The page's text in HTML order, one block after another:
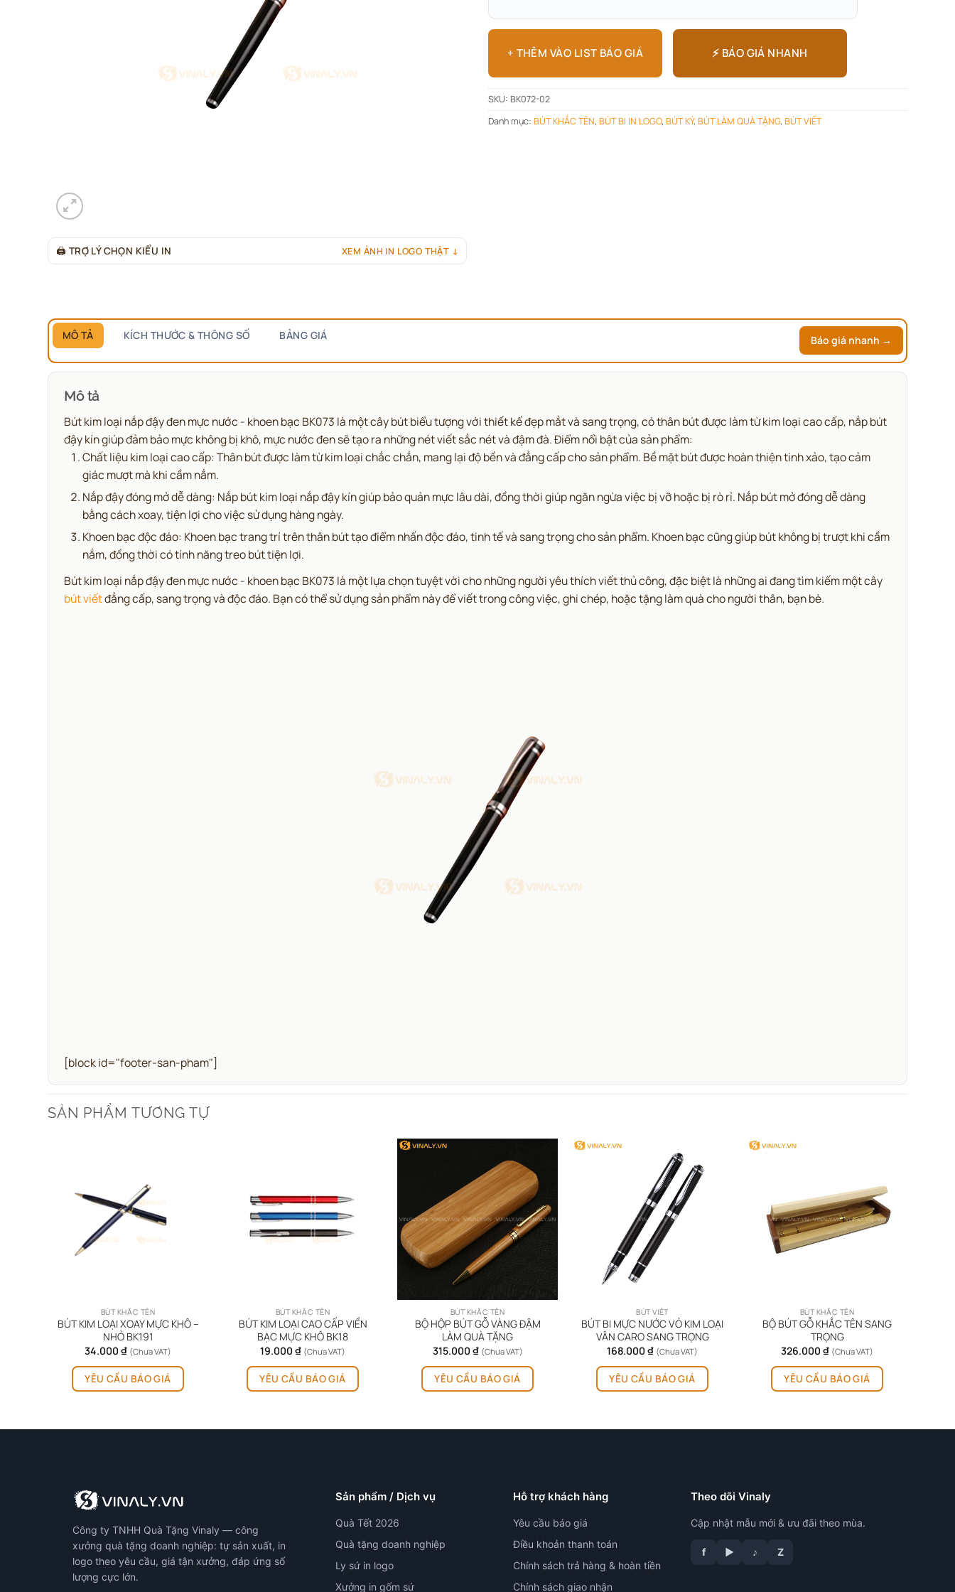
🖨 TRỢ LÝ CHỌN KIỂU IN XEM ẢNH IN LOGO THẬT ↓
+ THÊM VÀO LIST BÁO GIÁ ⚡ BÁO GIÁ NHANH
SKU: BK072-02
Danh mục: BÚT KHẮC TÊN, BÚT BI IN LOGO, BÚT KÝ, BÚT LÀM QUÀ TẶNG, BÚT VIẾT
MÔ TẢ KÍCH THƯỚC & THÔNG SỐ BẢNG GIÁ Báo giá nhanh →
Mô tả
Bút kim loại nắp đậy đen mực nước - khoen bạc BK073 là một cây bút biểu tượng với thiết kế đẹp mắt và sang trọng, có thân bút được làm từ kim loại cao cấp, nắp bút
đậy kín giúp đảm bảo mực không bị khô, mực nước đen sẽ tạo ra những nét viết sắc nét và đậm đà. Điểm nổi bật của sản phẩm:
Chất liệu kim loại cao cấp: Thân bút được làm từ kim loại chắc chắn, mang lại độ bền và đẳng cấp cho sản phẩm. Bề mặt bút được hoàn thiện tinh xảo, tạo cảm
giác mượt mà khi cầm nắm.
Nắp đậy đóng mở dễ dàng: Nắp bút kim loại nắp đậy kín giúp bảo quản mực lâu dài, đồng thời giúp ngăn ngừa việc bị vỡ hoặc bị rò rỉ. Nắp bút mở đóng dễ dàng
bằng cách xoay, tiện lợi cho việc sử dụng hàng ngày.
Khoen bạc độc đáo: Khoen bạc trang trí trên thân bút tạo điểm nhấn độc đáo, tinh tế và sang trọng cho sản phẩm. Khoen bạc cũng giúp bút không bị trượt khi cầm
nắm, đồng thời có tính năng treo bút tiện lợi.
Bút kim loại nắp đậy đen mực nước - khoen bạc BK073 là một lựa chọn tuyệt vời cho những người yêu thích viết thủ công, đặc biệt là những ai đang tìm kiếm một cây
bút viếtđẳng cấp, sang trọng và độc đáo. Bạn có thể sử dụng sản phẩm này để viết trong công việc, ghi chép, hoặc tặng làm quà cho người thân, bạn bè.
[block id="footer-san-pham"]
SẢN PHẨM TƯƠNG TỰ
BÚT KHẮC TÊN
BÚT KIM LOẠI XOAY MỰC KHÔ –
NHỎ BK191
34.000 ₫ (Chưa VAT)
YÊU CẦU BÁO GIÁ
BÚT KHẮC TÊN
BÚT KIM LOẠI CAO CẤP VIỀN
BẠC MỰC KHÔ BK18
19.000 ₫ (Chưa VAT)
YÊU CẦU BÁO GIÁ
chọn
có
được
chọn
trên
BÚT KHẮC TÊN
BỘ HỘP BÚT GỖ VÀNG ĐẬM
LÀM QUÀ TẶNG
315.000 ₫ (Chưa VAT)
YÊU CẦU BÁO GIÁ
BÚT VIẾT
BÚT BI MỰC NƯỚC VỎ KIM LOẠI
VÂN CARO SANG TRỌNG
168.000 ₫ (Chưa VAT)
YÊU CẦU BÁO GIÁ
BÚT KHẮC TÊN
BỘ BÚT GỖ KHẮC TÊN SANG
TRỌNG
326.000 ₫ (Chưa VAT)
YÊU CẦU BÁO GIÁ
Công ty TNHH Quà Tặng Vinaly — công
xưởng quà tặng doanh nghiệp: tự sản xuất, in
logo theo yêu cầu, giá tận xưởng, đáp ứng số
lượng cực lớn.
Sản phẩm / Dịch vụ
Quà Tết 2026
Quà tặng doanh nghiệp
Ly sứ in logo
Xưởng in gốm sứ
Hỗ trợ khách hàng
Yêu cầu báo giá
Điều khoản thanh toán
Chính sách trả hàng & hoàn tiền
Chính sách giao nhận
Theo dõi Vinaly
Cập nhật mẫu mới & ưu đãi theo mùa.
f ▶ ♪ Z